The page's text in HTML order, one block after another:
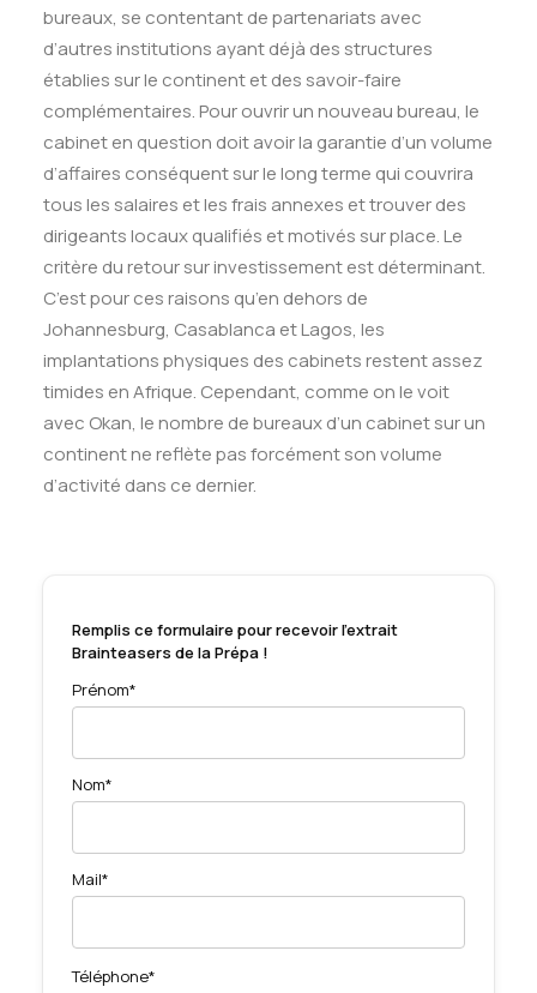
bureaux, se contentant de partenariats avec
d’autres institutions ayant déjà des structures
établies sur le continent et des savoir-faire
complémentaires. Pour ouvrir un nouveau bureau, le
cabinet en question doit avoir la garantie d’un volume
d’affaires conséquent sur le long terme qui couvrira
tous les salaires et les frais annexes et trouver des
dirigeants locaux qualifiés et motivés sur place. Le
critère du retour sur investissement est déterminant.
C’est pour ces raisons qu’en dehors de
Johannesburg, Casablanca et Lagos, les
implantations physiques des cabinets restent assez
timides en Afrique. Cependant, comme on le voit
avec Okan, le nombre de bureaux d’un cabinet sur un
continent ne reflète pas forcément son volume
d’activité dans ce dernier.
Remplis ce formulaire pour recevoir l'extrait
Brainteasers de la Prépa !
Prénom*
Nom*
Mail*
Téléphone*